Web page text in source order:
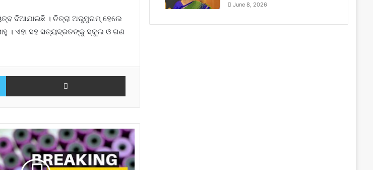
ଦିଆଯାଇଛି । ଚିତ୍ରା ଅରୁମୁଗମ୍‌ ହେଲେ
। ଏହା ସହ ସତ୍ୟବ୍ରତଙ୍କୁ ସ୍କୁଲ ଓ ଗଣ
Twitter Share via Email
June 8, 2026